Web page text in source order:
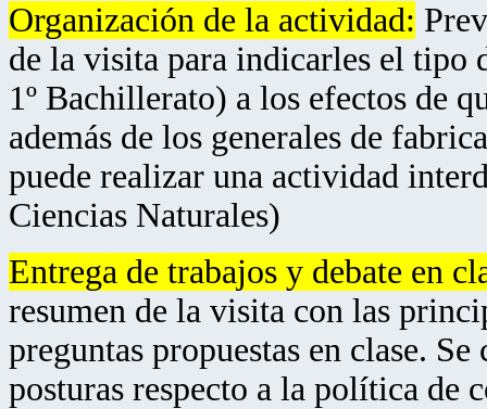
Organización de la actividad:
de la visita para indicarles el tipo
1º Bachillerato) a los efectos de
además de los generales de
puede realizar una actividad
Ciencias Naturales)
Entrega de trabajos y debate en
resumen de la visita con las
preguntas propuestas en clase.
posturas respecto a la política de